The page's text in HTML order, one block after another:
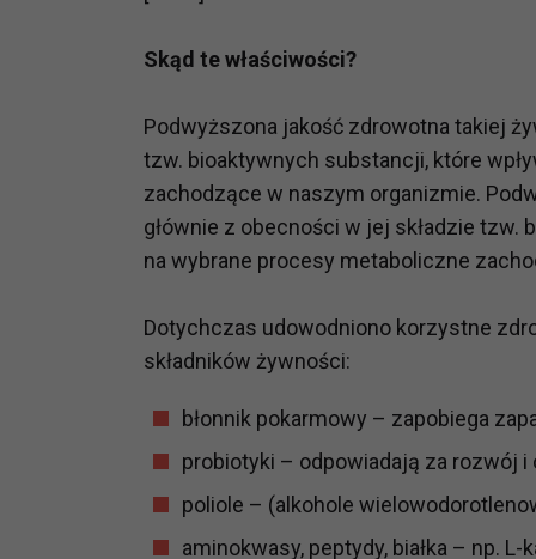
Skąd te właściwości?
Podwyższona jakość zdrowotna takiej
tzw. bioaktywnych substancji, które
zachodzące w naszym organizmie.
głównie z obecności w jej składzie
na wybrane procesy metaboliczne
Dotychczas udowodniono korzystne
składników żywności:
błonnik pokarmowy – zapobiega
probiotyki – odpowiadają za rozwój
poliole – (alkohole
aminokwasy, peptydy, białka – np.
Komu możemy przekazać dane?
np. agencjom marketingowym,
obowiązującego prawa np. sądy
prawną. Pragniemy też
Zaufanych parterów.
Jakie masz prawa w stosunku
także wycofać zgodę na
szczegółowo tutaj.
Jakie są podstawy prawne
Podstawą prawną przetwarzania
analizowania ich i